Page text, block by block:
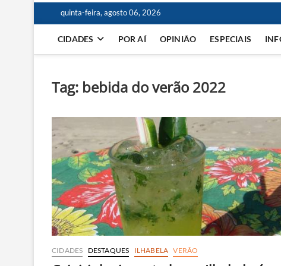
quinta-feira, agosto 06, 2026
CIDADES POR AÍ OPINIÃO ESPECIAIS
Tag: bebida do verão 2022
CIDADES DESTAQUES ILHABELA VERÃO